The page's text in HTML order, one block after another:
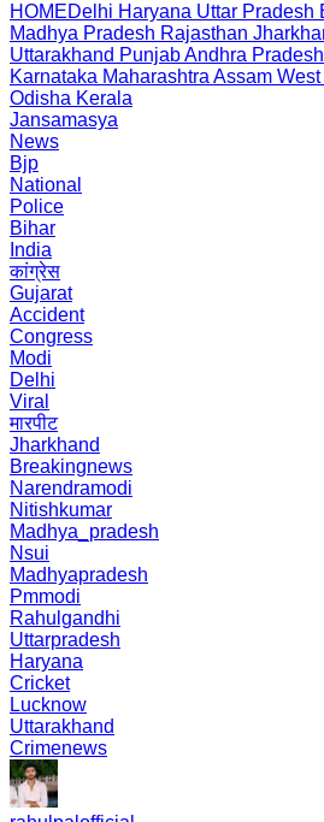
HOMEDelhi Haryana Uttar Pradesh
Madhya Pradesh Rajasthan
Uttarakhand PunjabAndhra Pradesh
Karnataka Maharashtra Assam West
Odisha Kerala
Jansamasya
News
Bjp
National
Police
Bihar
India
कांग्रेस
Gujarat
Accident
Congress
Modi
Delhi
Viral
मारपीट
Jharkhand
Breakingnews
Narendramodi
Nitishkumar
Madhya_pradesh
Nsui
Madhyapradesh
Pmmodi
Rahulgandhi
Uttarpradesh
Haryana
Cricket
Lucknow
Uttarakhand
Crimenews